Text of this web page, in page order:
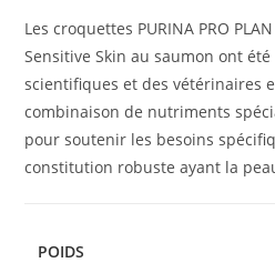
Les croquettes PURINA PRO
Sensitive Skin au saumon ont
scientifiques et des vétérinaires
combinaison de nutriments
pour soutenir les besoins
constitution robuste ayant la
POIDS